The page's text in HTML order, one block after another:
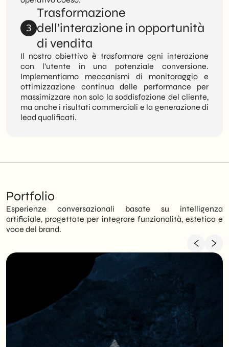
3
Trasformazione
dell’interazione in opportunità
di vendita
Il nostro obiettivo è trasformare ogni interazione
con l’utente in una potenziale conversione.
Implementiamo meccanismi di monitoraggio e
ottimizzazione continua delle performance per
massimizzare non solo la soddisfazione del cliente,
ma anche i risultati commerciali e la generazione di
lead qualificati.
Portfolio
Esperienze conversazionali basate su intelligenza
artificiale, progettate per integrare funzionalità, estetica e
voce del brand.